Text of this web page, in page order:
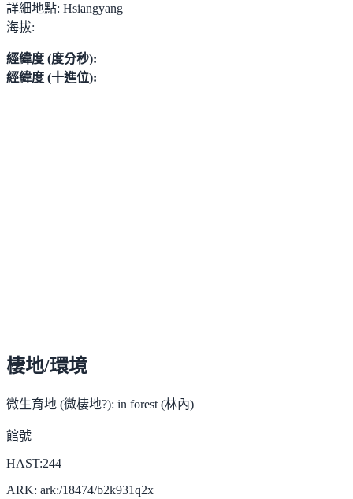
詳細地點: Hsiangyang
海拔:
經緯度 (度分秒):
經緯度 (十進位):
棲地/環境
微生育地 (微棲地?): in forest (林內)
館號
HAST:244
ARK: ark:/18474/b2k931q2x